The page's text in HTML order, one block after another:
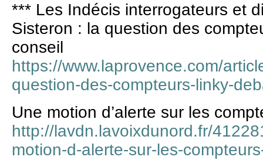
*** Les Indécis interrogateurs et
Sisteron : la question des
conseil
https://www.laprovence.com/
question-des-compteurs-linky-
Une motion d’alerte sur les
http://lavdn.lavoixdunord.fr/
motion-d-alerte-sur-les-